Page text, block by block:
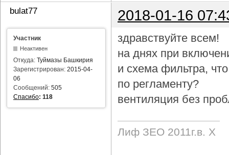
bulat77 2018-01-16
Участник
Неактивен
Откуда: Туймазы Башкирия
Зарегистрирован: 2015-04-
06
Сообщений: 505
Спасибо: 118
здравствуйте всем!
на днях при
и схема фильтра,
по регламенту?
вентиляция без
Лиф ЗЕО 2011г.в. Х